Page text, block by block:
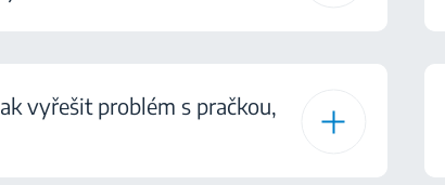
vyřešit problém s pračkou,